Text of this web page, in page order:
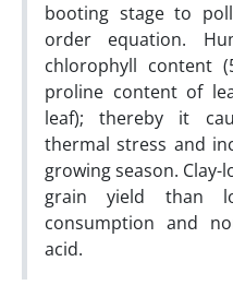
booting stage to
order equation.
chlorophyll content
proline content of
leaf); thereby it
thermal stress and
growing season.
grain yield than
consumption and
acid.